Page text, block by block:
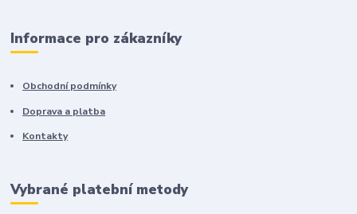
Informace pro zákazníky
Obchodní podmínky
Doprava a platba
Kontakty
Vybrané platební metody